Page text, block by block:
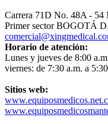
Carrera 71D No. 48A - 54
Primer sector BOGOTÁ
Horario de atención:
Lunes y jueves de 8:00
viernes: de 7:30 a.m. a
Sitios web: